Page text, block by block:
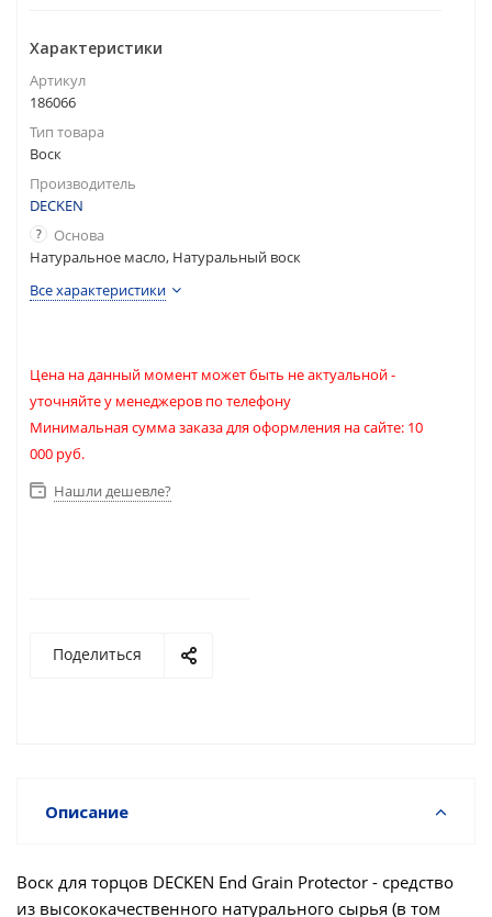
Характеристики
Артикул
186066
Тип товара
Воск
Производитель
DECKEN
?
Основа
Натуральное масло, Натуральный воск
Все характеристики
Цена на данный момент может быть не актуальной -
уточняйте у менеджеров по телефону
Минимальная сумма заказа для оформления на сайте: 10
000 руб.
Нашли дешевле?
Поделиться
Описание
Воск для торцов DECKEN End Grain Protector - средство
из высококачественного натурального сырья (в том